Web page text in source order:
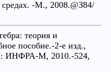
-М., 2008.@З84/
теория и
пособие.-2-е изд.,
ИНФРА-М, 2010.-524,